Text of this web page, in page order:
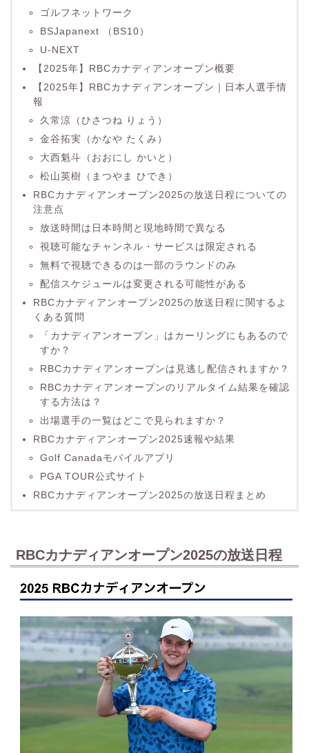
ゴルフネットワーク
BSJapanext （BS10）
U-NEXT
【2025年】RBCカナディアンオープン概要
【2025年】RBCカナディアンオープン｜日本人選手情
報
久常涼（ひさつね りょう）
金谷拓実（かなや たくみ）
大西魁斗（おおにし かいと）
松山英樹（まつやま ひでき）
RBCカナディアンオープン2025の放送日程についての
注意点
放送時間は日本時間と現地時間で異なる
視聴可能なチャンネル・サービスは限定される
無料で視聴できるのは一部のラウンドのみ
配信スケジュールは変更される可能性がある
RBCカナディアンオープン2025の放送日程に関するよ
くある質問
「カナディアンオープン」はカーリングにもあるので
すか？
RBCカナディアンオープンは見逃し配信されますか？
RBCカナディアンオープンのリアルタイム結果を確認
する方法は？
出場選手の一覧はどこで見られますか？
RBCカナディアンオープン2025速報や結果
Golf Canadaモバイルアプリ
PGA TOUR公式サイト
RBCカナディアンオープン2025の放送日程まとめ
RBCカナディアンオープン2025の放送日程